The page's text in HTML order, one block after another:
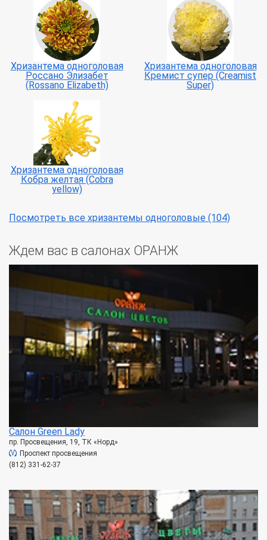
Хризантема одноголовая
Россано Элизабет
(Rossano Elizabeth)
Хризантема одноголовая
Кремист супер (Creamist
Super)
Хризантема одноголовая
Кобра желтая (Cobra
yellow)
Посмотреть все хризантемы одноголовые (104)
Ждем вас в салонах ОРАНЖ
Салон Green Lady
пр. Просвещения, 19, ТК «Норд»
Проспект просвещения
(812) 331-62-37